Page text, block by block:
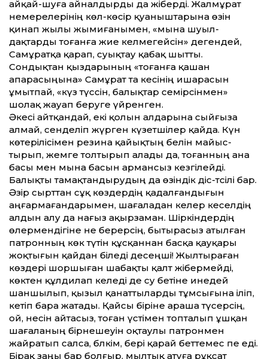
айқай-шуға айналдырды да жіберді. Жалмұрат
немерелерінің көл-көсір қуаныштарына өзін
қинап жылы жымиғанымен, «мына шуыл­
дақтарды тоғанға жие әкелмегейсін» дегендей,
Самұратқа қарап, суықтау қабақ шытты.
Сондықтан қыздарының «тоғанға қашан
апарасыңына» Самұрат та әкесінің ишарасын
ұмытпай, «күз түссін, балықтар семірсінмен»
шолақ жауап беруге үйренген.
Әкесі айтқандай, екі қолын алдарына сыйғыза
алмай, сенделіп жүрген күзетшілер қайда. Күн
көтерілісімен резина қайықтың белін майыс­
тырып, жемге толтырып алады да, тоғанның ана
басы мен мына басын армансыз кезгілейді.
Балықты тамақтандырудың да өзіндік әдіс-тәсілі бар.
Әзір сырттан сұқ көздердің қадалғандығын
аңғармағандарымен, шағаладан келер кеселдің
алдын алу да нағыз ақырзаман. Шіркіндердің
өлермендігіне не берерсің, бытырасыз атылған
патронның көк түтін құсқаннан басқа қауқары
жоқтығын қайдан біледі десеңші! Жылтыраған
көздері шоршыған шабақты қалт жібермейді,
көктен құлдилап келеді де су бетіне инедей
шаншылып, қызыл қанаттыларды тұмсығына іліп,
әкетіп бара жатады. Қайсы біріне араша түсерсің,
ой, несін айтасыз, тоған үстімен топталып ұшқан
шағаланың бірнешеуін оқтаулы патронмен
жайратып салса, бәлкім, бері қарай беттемес пе еді.
Бірақ заңы бар болғыр, мылтық атуға рұқсат